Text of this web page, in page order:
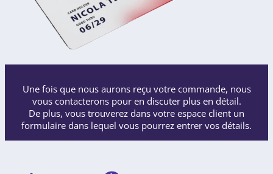
Une fois que nous aurons reçu votre commande, nous
vous contacterons pour en discuter plus en détail.
De plus, vous trouverez dans votre espace client un
formulaire dans lequel vous pourrez entrer vos détails.